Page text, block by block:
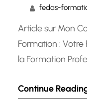
fedas-
Article sur Mon
Formation : Votre
la Formation
par le
Continue